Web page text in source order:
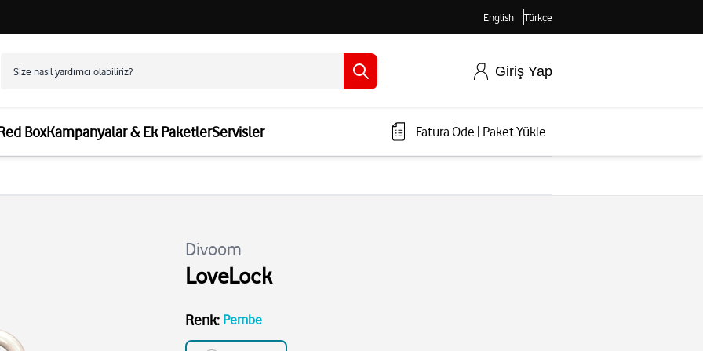
English Türkçe
Giriş Yap
BoxKampanyalar & Ek PaketlerServisler Fatura Öde Paket Yükle
Divoom
LoveLock
Renk: Pembe